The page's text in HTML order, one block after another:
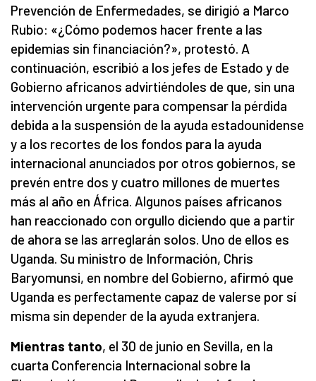
Prevención de Enfermedades, se dirigió a Marco
Rubio: «¿Cómo podemos hacer frente a las
epidemias sin financiación?», protestó. A
continuación, escribió a los jefes de Estado y de
Gobierno africanos advirtiéndoles de que, sin una
intervención urgente para compensar la pérdida
debida a la suspensión de la ayuda estadounidense
y a los recortes de los fondos para la ayuda
internacional anunciados por otros gobiernos, se
prevén entre dos y cuatro millones de muertes
más al año en África. Algunos países africanos
han reaccionado con orgullo diciendo que a partir
de ahora se las arreglarán solos. Uno de ellos es
Uganda. Su ministro de Información, Chris
Baryomunsi, en nombre del Gobierno, afirmó que
Uganda es perfectamente capaz de valerse por sí
misma sin depender de la ayuda extranjera.
Mientras tanto, el 30 de junio en Sevilla, en la
cuarta Conferencia Internacional sobre la